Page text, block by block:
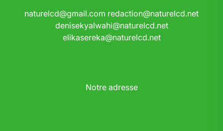
naturelcd@gmail.com redaction@naturelcd.net
denisekyalwahi@naturelcd.net
elikasereka@naturelcd.net
Notre adresse